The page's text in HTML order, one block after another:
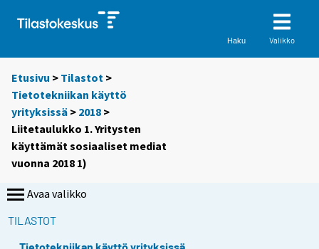
Haku Valikko
Etusivu > Tilastot >
Tietotekniikan käyttö
yrityksissä > 2018 >
Liitetaulukko 1. Yritysten
käyttämät sosiaaliset mediat
vuonna 2018 1)
Avaa valikko
TILASTOT
Tietotekniikan käyttö yrityksissä